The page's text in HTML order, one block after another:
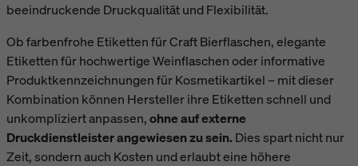
beeindruckende Druckqualität und Flexibilität.
Ob farbenfrohe Etiketten für Craft Bierflaschen, elegante
Etiketten für hochwertige Weinflaschen oder informative
Produktkennzeichnungen für Kosmetikartikel – mit dieser
Kombination können Hersteller ihre Etiketten schnell und
unkompliziert anpassen,ohne auf externe
Druckdienstleister angewiesen zu sein. Dies spart nicht nur
Zeit, sondern auch Kosten und erlaubt eine höhere